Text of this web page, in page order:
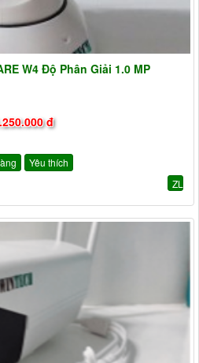
W4 Độ Phân Giải 1.0 MP
đ
Yêu thích
ZL